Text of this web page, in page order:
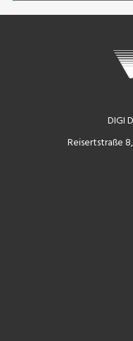
DIGI
Reisertstraße